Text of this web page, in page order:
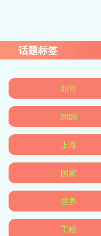
话题标签
如何
2026
上海
国家
世界
工程